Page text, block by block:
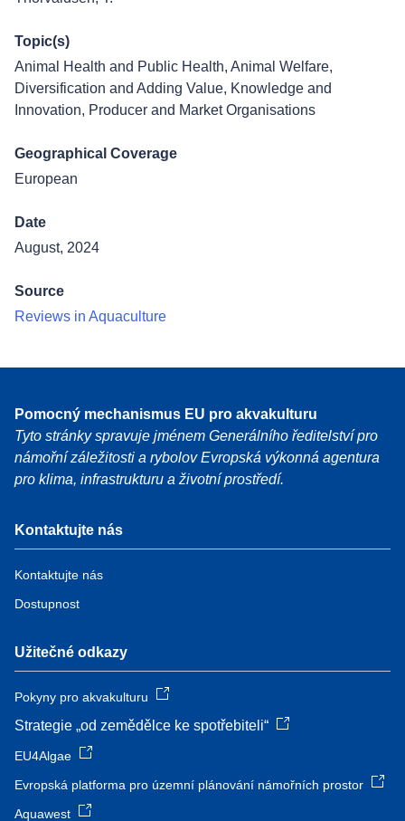
Topic(s)
Animal Health and Public Health, Animal Welfare,
Diversification and Adding Value, Knowledge and
Innovation, Producer and Market Organisations
Geographical Coverage
European
Date
August, 2024
Source
Reviews in Aquaculture
Pomocný mechanismus EU pro akvakulturu
Tyto stránky spravuje jménem Generálního ředitelství pro
námořní záležitosti a rybolov Evropská výkonná agentura
pro klima, infrastrukturu a životní prostředí.
Kontaktujte nás
Kontaktujte nás
Dostupnost
Užitečné odkazy
Pokyny pro akvakulturu
Strategie „od zemědělce ke spotřebiteli“
EU4Algae
Evropská platforma pro územní plánování námořních prostor
Aquawest